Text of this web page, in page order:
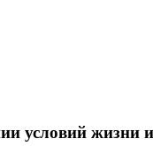
условий жизни